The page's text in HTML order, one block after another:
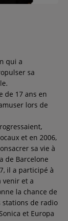
qui a
sa
de 17 ans en
lors de
et en 2006,
sa vie à
de Barcelone
il a participé à
venir et a
la chance de
stations de radio
et Europa